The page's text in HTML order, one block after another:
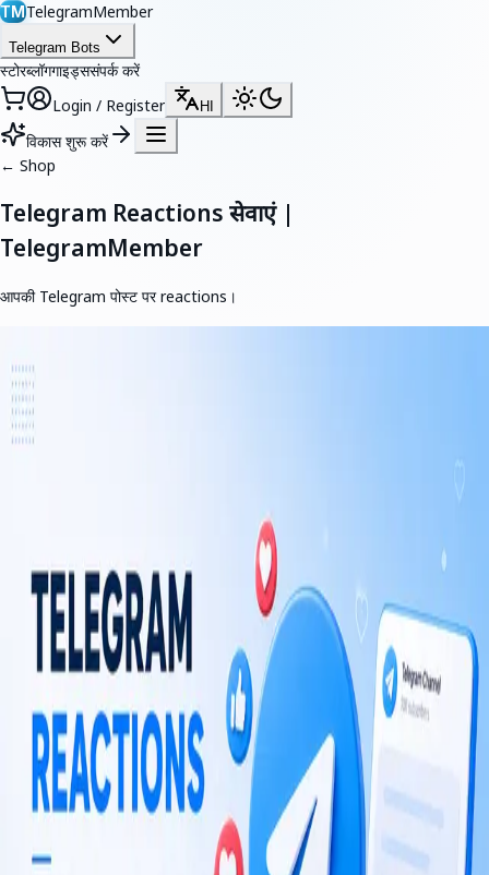
TMTelegramMember
Telegram Bots
स्टोरब्लॉगगाइड्ससंपर्क करें
Login / Register
HI
विकास शुरू करें
← Shop
Telegram Reactions सेवाएं |
TelegramMember
आपकी Telegram पोस्ट पर reactions।
वास्तविक टेलीग्राम रिएक्शन के साथ अपनी पोस्ट पर एंगेजमेंट बढ़ाएँ। हमारी सेवा सोशल
प्रूफ को मजबूत करती है, कंटेंट की दृश्यता बढ़ाती है और पोस्ट को अधिक आकर्षक बनाती
है।
TelegramMember
सदस्यों, व्यूज़, रिएक्शन और दीर्घकालिक चैनल विकास के लिए टेलीग्राम ग्रोथ सेवाएँ।
TM का Telegram Messenger LLP से कोई संबंध नहीं है।
एक्सप्लोर करें
टेलीग्राम बॉट्सगाइड्स
स्टोर